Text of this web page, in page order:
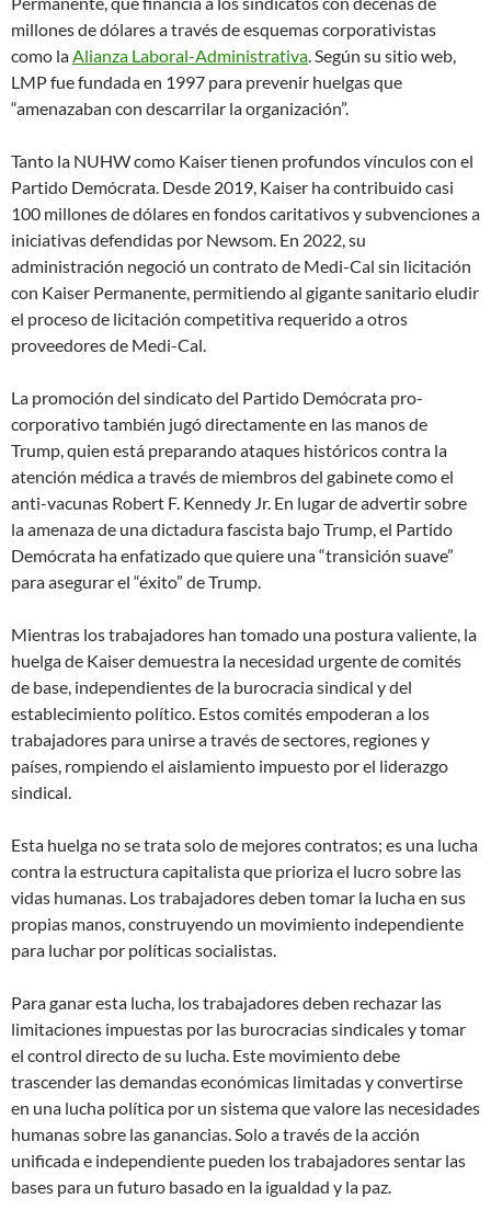
millones de dólares a través de esquemas corporativistas
como laAlianza Laboral-Administrativa. Según su sitio web,
LMP fue fundada en 1997 para prevenir huelgas que
“amenazaban con descarrilar la organización”.
Tanto la NUHW como Kaiser tienen profundos vínculos con el
Partido Demócrata. Desde 2019, Kaiser ha contribuido casi
100 millones de dólares en fondos caritativos y subvenciones a
iniciativas defendidas por Newsom. En 2022, su
administración negoció un contrato de Medi-Cal sin licitación
con Kaiser Permanente, permitiendo al gigante sanitario eludir
el proceso de licitación competitiva requerido a otros
proveedores de Medi-Cal.
La promoción del sindicato del Partido Demócrata pro-
corporativo también jugó directamente en las manos de
Trump, quien está preparando ataques históricos contra la
atención médica a través de miembros del gabinete como el
anti-vacunas Robert F. Kennedy Jr. En lugar de advertir sobre
la amenaza de una dictadura fascista bajo Trump, el Partido
Demócrata ha enfatizado que quiere una “transición suave”
para asegurar el “éxito” de Trump.
Mientras los trabajadores han tomado una postura valiente, la
huelga de Kaiser demuestra la necesidad urgente de comités
de base, independientes de la burocracia sindical y del
establecimiento político. Estos comités empoderan a los
trabajadores para unirse a través de sectores, regiones y
países, rompiendo el aislamiento impuesto por el liderazgo
sindical.
Esta huelga no se trata solo de mejores contratos; es una lucha
contra la estructura capitalista que prioriza el lucro sobre las
vidas humanas. Los trabajadores deben tomar la lucha en sus
propias manos, construyendo un movimiento independiente
para luchar por políticas socialistas.
Para ganar esta lucha, los trabajadores deben rechazar las
limitaciones impuestas por las burocracias sindicales y tomar
el control directo de su lucha. Este movimiento debe
trascender las demandas económicas limitadas y convertirse
en una lucha política por un sistema que valore las necesidades
humanas sobre las ganancias. Solo a través de la acción
unificada e independiente pueden los trabajadores sentar las
bases para un futuro basado en la igualdad y la paz.